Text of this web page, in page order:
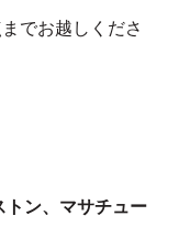
でお越しくださ
ン、マサチュー